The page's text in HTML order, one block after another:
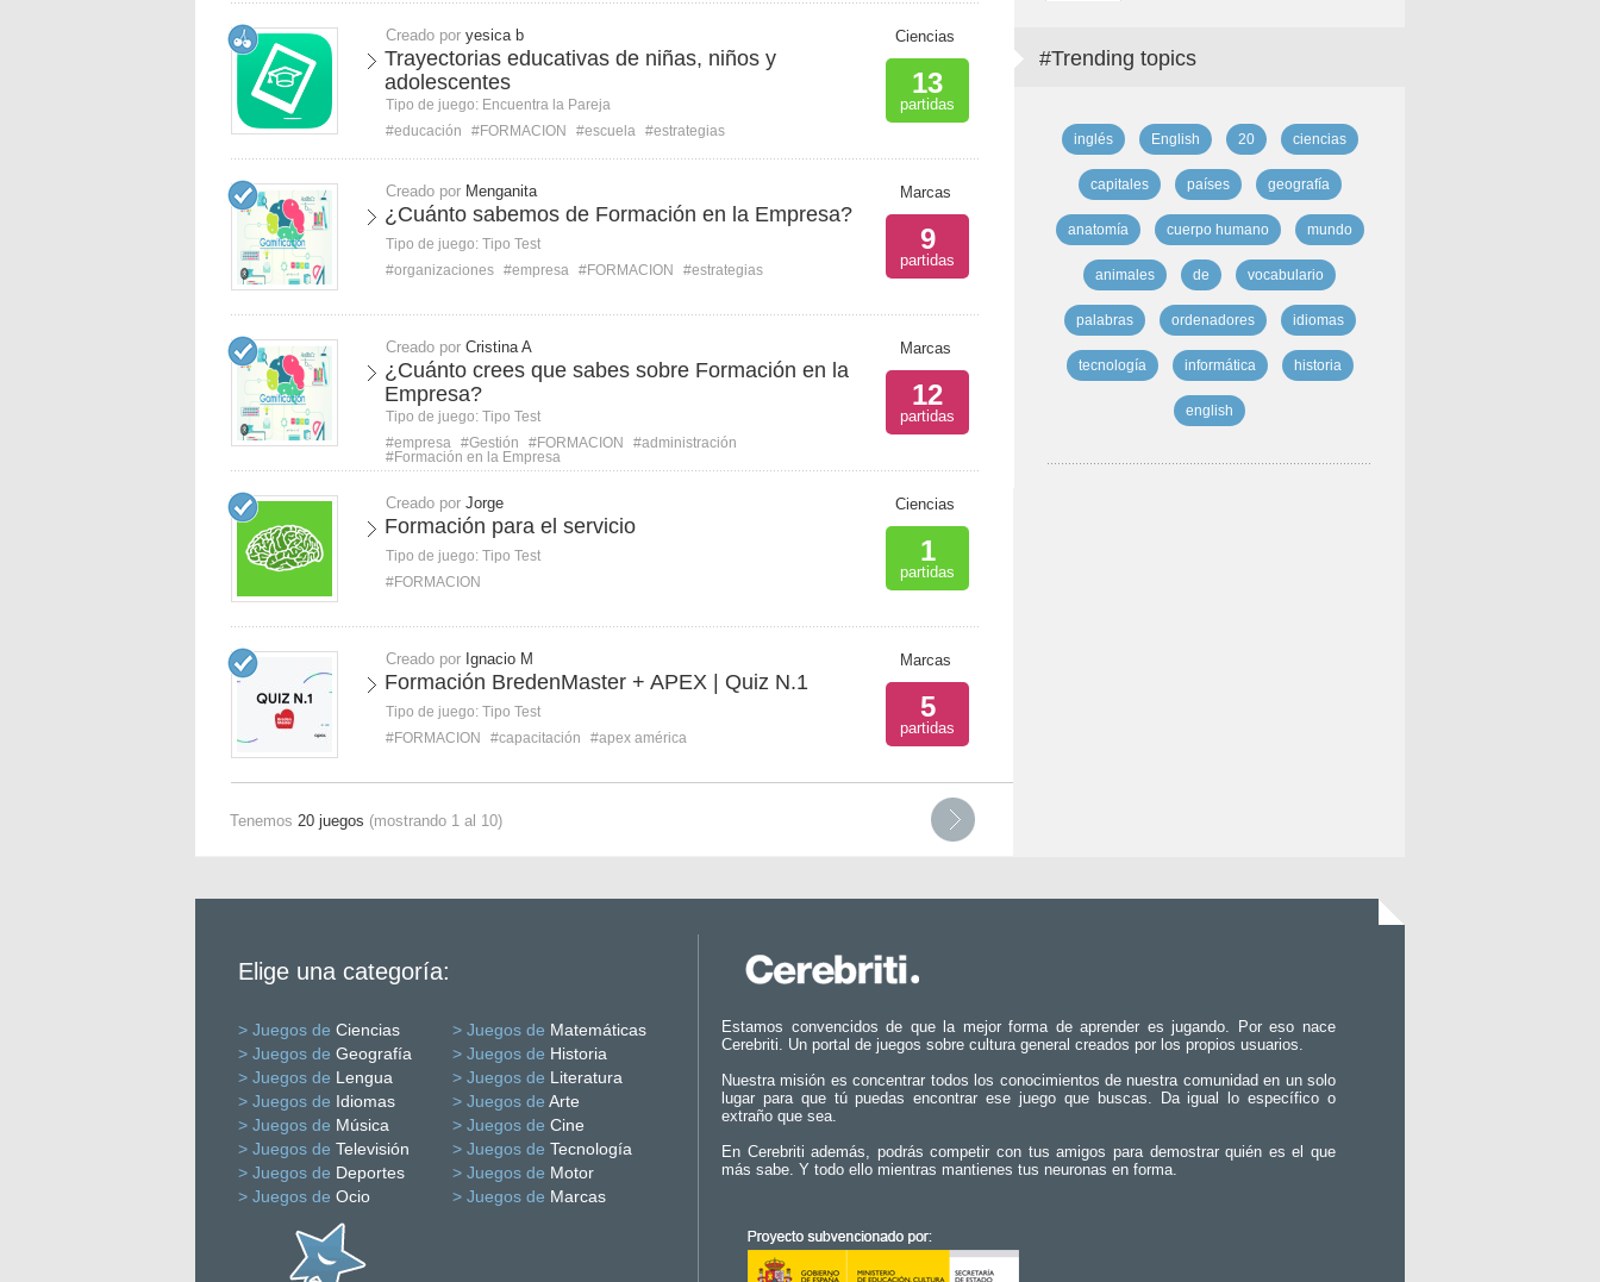
Creado por yesica b
Trayectorias educativas de niñas, niños y
adolescentes
Tipo de juego: Encuentra la Pareja
#educación
#FORMACION #escuela #estrategias
Ciencias
13
partidas
Creado por Menganita
¿Cuánto sabemos de Formación en la Empresa?
Tipo de juego: Tipo Test
#organizaciones #empresa #FORMACION #estrategias
Marcas
9
partidas
Creado por Cristina A
¿Cuánto crees que sabes sobre Formación en la
Empresa?
Tipo de juego: Tipo Test
#empresa #Gestión #FORMACION
#administración
#Formación en la Empresa
Marcas
12
partidas
Creado por Jorge
Formación para el servicio
Tipo de juego: Tipo Test
#FORMACION
Ciencias
1
partidas
Creado por Ignacio M
Formación BredenMaster + APEX | Quiz N.1
Tipo de juego: Tipo Test
#FORMACION
#capacitación #apex américa
Marcas
5
partidas
Tenemos 20 juegos (mostrando 1 al 10)
#Trending topics
inglés English 20 ciencias
capitales países geografía
anatomía cuerpo humano mundo
animales de vocabulario
palabras ordenadores idiomas
tecnología informática historia
english
Elige una categoría:
> Juegos de Ciencias > Juegos de Matemáticas
> Juegos de Geografía > Juegos de Historia
> Juegos de Lengua > Juegos de Literatura
> Juegos de Idiomas > Juegos de Arte
> Juegos de Música > Juegos de Cine
> Juegos de Televisión > Juegos de Tecnología
> Juegos de Deportes > Juegos de Motor
> Juegos de Ocio > Juegos de Marcas
Estamos convencidos de que la mejor forma de aprender es jugando. Por eso nace
Cerebriti. Un portal de juegos sobre cultura general creados por los propios usuarios.
Nuestra misión es concentrar todos los conocimientos de nuestra comunidad en un solo
lugar para que tú puedas encontrar ese juego que buscas. Da igual lo específico o
extraño que sea.
En Cerebriti además, podrás competir con tus amigos para demostrar quién es el que
más sabe. Y todo ello mientras mantienes tus neuronas en forma.